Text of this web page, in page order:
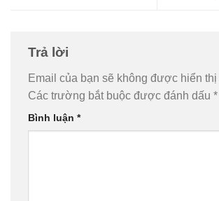
Trả lời
Email của bạn sẽ không được hiển
Các trường bắt buộc được đánh dấu *
Bình luận *